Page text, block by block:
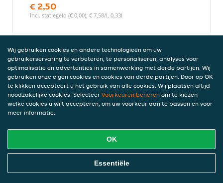
€ 2,50
incl. statiegeld (€ 0,00), € 7,58/l, 0,33l
Fernandes Red Grape Blik 0,33 L
FRISDRANK MET DRUIVENSMAAK, SUIKER EN
ZOETSTOFFEN.
€ 2,50
incl. statiegeld (€ 0,00), € 7,58/l, 0,33l
Fernandes Green Punch Sparkling
Lemonade 330 mlOnline Eten Bestellen
Wij gebruiken cookies en andere technologieën om uw
gebruikerservaring te verbeteren, te personaliseren, analyses voor
optimalisatie en advertenties in samenwerking met derde partijen. Wij
gebruiken onze eigen cookies en cookies van derde partijen. Door op OK
te klikken accepteert u het gebruik van alle cookies. Wij plaatsen altijd
noodzakelijke cookies. Selecteer Voorkeuren beheren om te kiezen
welke cookies u wilt accepteren, om uw voorkeur aan te passen en voor
meer informatie.
OK
Essentiële